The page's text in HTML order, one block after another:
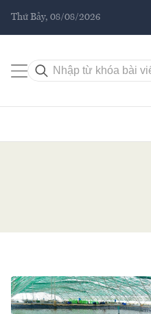
Thứ Bảy, 08/08/2026